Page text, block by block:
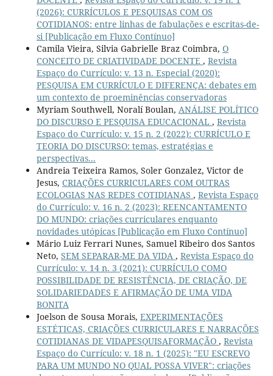
(2026): CURRÍCULOS E PESQUISAS COM OS
COTIDIANOS: entre linhas de fabulações e escritas-de-
si [Publicação em Fluxo Contínuo]
Camila Vieira, Silvia Gabrielle Braz Coimbra, O
CONCEITO DE CRIATIVIDADE DOCENTE , Revista
Espaço do Currículo: v. 13 n. Especial (2020):
PESQUISA EM CURRÍCULO E DIFERENÇA: debates em
um contexto de proeminências conservadoras
Myriam Southwell, Noralí Boulan, ANÁLISE POLÍTICO
DO DISCURSO E PESQUISA EDUCACIONAL , Revista
Espaço do Currículo: v. 15 n. 2 (2022): CURRÍCULO E
TEORIA DO DISCURSO: temas, estratégias e
perspectivas...
Andreia Teixeira Ramos, Soler Gonzalez, Victor de
Jesus, CRIAÇÕES CURRICULARES COM OUTRAS
ECOLOGIAS NAS REDES COTIDIANAS , Revista Espaço
do Currículo: v. 16 n. 2 (2023): REENCANTAMENTO
DO MUNDO: criações curriculares enquanto
novidades utópicas [Publicação em Fluxo Contínuo]
Mário Luiz Ferrari Nunes, Samuel Ribeiro dos Santos
Neto, SEM SEPARAR-ME DA VIDA , Revista Espaço do
Currículo: v. 14 n. 3 (2021): CURRÍCULO COMO
POSSIBILIDADE DE RESISTÊNCIA, DE CRIAÇÃO, DE
SOLIDARIEDADES E AFIRMAÇÃO DE UMA VIDA
BONITA
Joelson de Sousa Morais, EXPERIMENTAÇÕES
ESTÉTICAS, CRIAÇÕES CURRICULARES E NARRAÇÕES
COTIDIANAS DE VIDAPESQUISAFORMAÇÃO , Revista
Espaço do Currículo: v. 18 n. 1 (2025): "EU ESCREVO
PARA UM MUNDO NO QUAL POSSA VIVER": criações